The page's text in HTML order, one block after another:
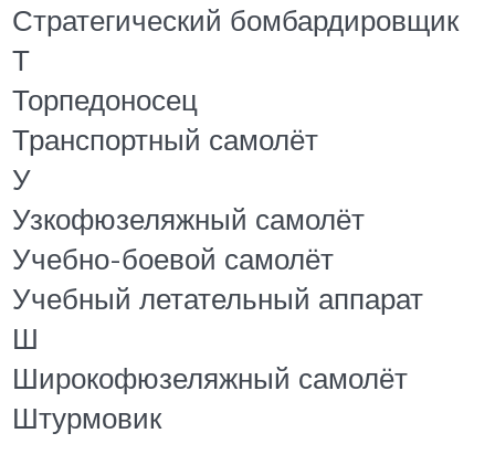
Стратегический бомбардировщик
Т
Торпедоносец
Транспортный самолёт
У
Узкофюзеляжный самолёт
Учебно-боевой самолёт
Учебный летательный аппарат
Ш
Широкофюзеляжный самолёт
Штурмовик